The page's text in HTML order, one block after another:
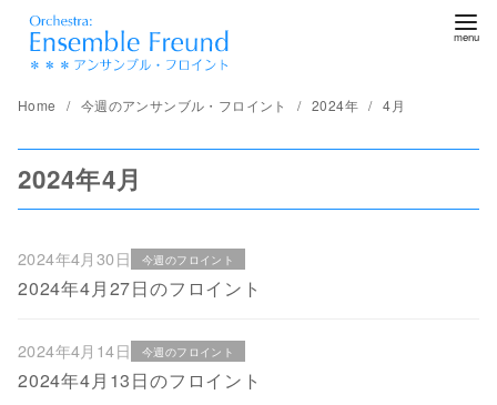
Home 今週のアンサンブル・フロイント 2024年 4月
2024年4月
2024年4月30日 今週のフロイント
2024年4月27日のフロイント
2024年4月14日 今週のフロイント
2024年4月13日のフロイント